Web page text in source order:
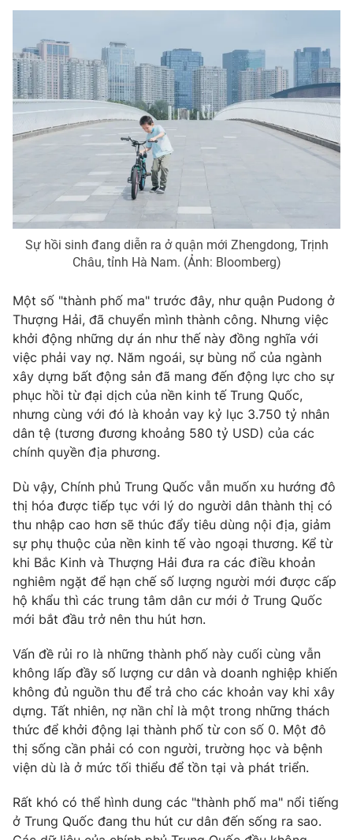
cấp ngày 29/12/2023
Phó Tổng Biên tập:
Nguyễn Thị Mỹ Hạnh, Phạm Quốc Thắng,
Nguyễn Trọng Ninh
Tổng đài VTV:024.38 355 931 - 024.38 355 932
Ðiện thoại Thời báo VTV:024.66 897 897
Email:toasoan@vtv.vn
Liên hệ quảng cáo: 024-7300.7108
® Cấm sao chép dưới mọi hình thức nếu không có sự chấp
thuận bằng văn bản. Ghi rõ nguồn VTV.vn khi phát hành lại
thông tin từ website này.
Sự hồi sinh đang diễn ra ở quận mới Zhengdong, Trịnh
Châu, tỉnh Hà Nam. (Ảnh: Bloomberg)
Một số "thành phố ma" trước đây, như quận Pudong ở
Thượng Hải, đã chuyển mình thành công. Nhưng việc
khởi động những dự án như thế này đồng nghĩa với
việc phải vay nợ. Năm ngoái, sự bùng nổ của ngành
xây dựng bất động sản đã mang đến động lực cho sự
phục hồi từ đại dịch của nền kinh tế Trung Quốc,
nhưng cùng với đó là khoản vay kỷ lục 3.750 tỷ nhân
dân tệ (tương đương khoảng 580 tỷ USD) của các
chính quyền địa phương.
Dù vậy, Chính phủ Trung Quốc vẫn muốn xu hướng đô
thị hóa được tiếp tục với lý do người dân thành thị có
thu nhập cao hơn sẽ thúc đẩy tiêu dùng nội địa, giảm
sự phụ thuộc của nền kinh tế vào ngoại thương. Kể từ
khi Bắc Kinh và Thượng Hải đưa ra các điều khoản
nghiêm ngặt để hạn chế số lượng người mới được cấp
hộ khẩu thì các trung tâm dân cư mới ở Trung Quốc
mới bắt đầu trở nên thu hút hơn.
Vấn đề rủi ro là những thành phố này cuối cùng vẫn
không lấp đầy số lượng cư dân và doanh nghiệp khiến
không đủ nguồn thu để trả cho các khoản vay khi xây
dựng. Tất nhiên, nợ nần chỉ là một trong những thách
thức để khởi động lại thành phố từ con số 0. Một đô
thị sống cần phải có con người, trường học và bệnh
viện dù là ở mức tối thiểu để tồn tại và phát triển.
Rất khó có thể hình dung các "thành phố ma" nổi tiếng
ở Trung Quốc đang thu hút cư dân đến sống ra sao.